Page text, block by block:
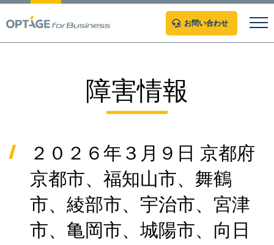
お問い合わせ
障害情報
２０２６年３月９日 京都府
京都市、福知山市、舞鶴
市、綾部市、宇治市、宮津
市、亀岡市、城陽市、向日